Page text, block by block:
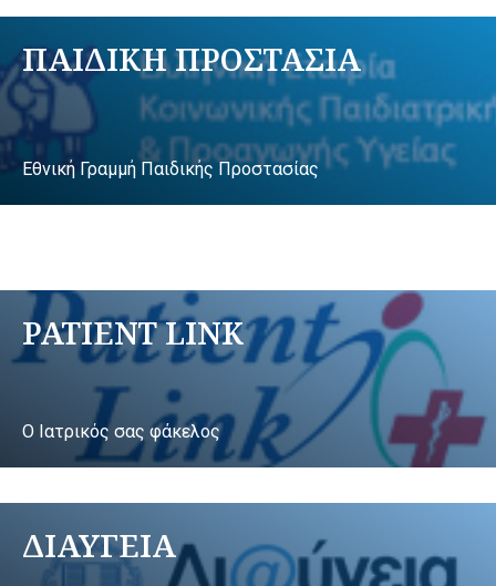
ΠΑΙΔΙΚΗ ΠΡΟΣΤΑΣΙΑ
Εθνική Γραμμή Παιδικής Προστασίας
PATIENT LINK
Ο Ιατρικός σας φάκελος
ΔΙΑΥΓΕΙΑ